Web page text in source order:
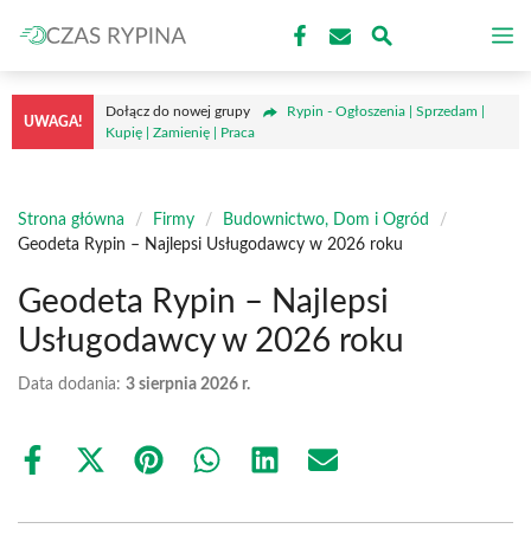
do
treści
UWAGA!
Dołącz do nowej grupy
Rypin - Ogłoszenia | Sprzedam |
Kupię | Zamienię | Praca
Strona główna / Firmy / Budownictwo, Dom i Ogród
/
Geodeta Rypin – Najlepsi Usługodawcy w 2026 roku
Geodeta Rypin – Najlepsi
Usługodawcy w 2026 roku
Data dodania: 3 sierpnia 2026 r.
Share
Share
(Twitter)
Share Share Share Share